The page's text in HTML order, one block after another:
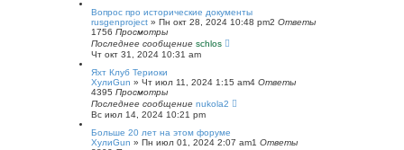
Вопрос про исторические документы
rusgenproject » Пн окт 28, 2024 10:48 pm2 Ответы
1756 Просмотры
Последнее сообщение schlos
Чт окт 31, 2024 10:31 am
Яхт Клуб Териоки
ХулиGun » Чт июл 11, 2024 1:15 am4 Ответы
4395 Просмотры
Последнее сообщение nukola2
Вс июл 14, 2024 10:21 pm
Больше 20 лет на этом форуме
ХулиGun » Пн июл 01, 2024 2:07 am1 Ответы